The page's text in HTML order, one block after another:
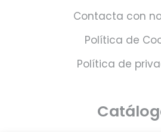
Contacta con
Política de
Política de